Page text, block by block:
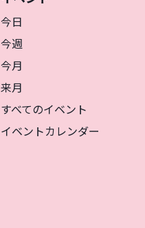
今日
今週
今月
来月
すべてのイベント
イベントカレンダー